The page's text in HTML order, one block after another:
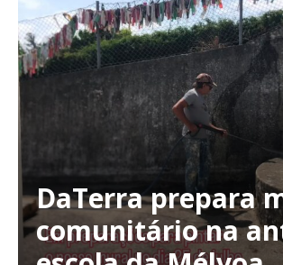
DaTerra prepara
comunitário na